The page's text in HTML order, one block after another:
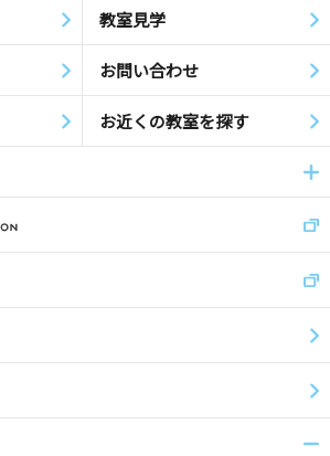
教室見学
お問い合わせ
お近くの教室を探す